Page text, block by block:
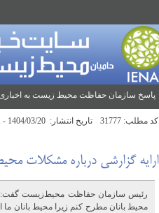
پاسخ سازمان حفاظت محیط زیست به اخباری
کد مطلب: تاریخ انتشار:
ارایه گزارشی درباره مشکلات
رئیس سازمان حفاظت محیط‌زیست گفت: